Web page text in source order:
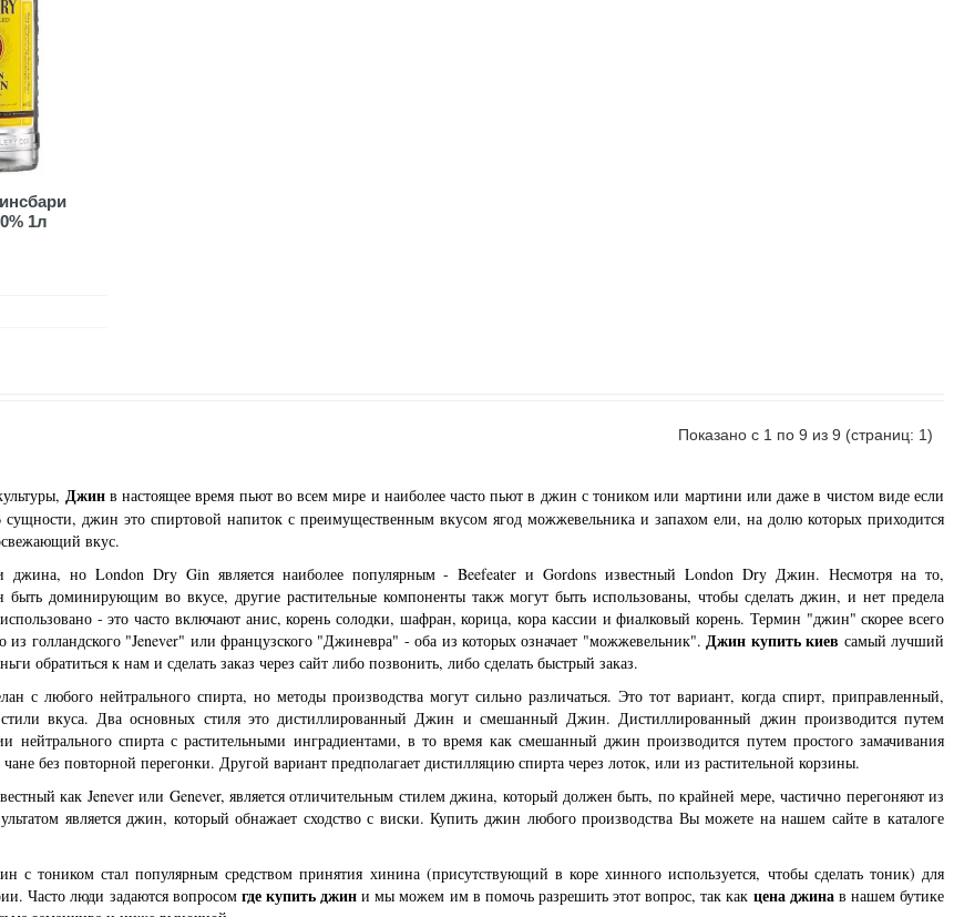
1л
Показано с 1 по 9 из 9 (страниц: 1)
Джин в настоящее время пьют во всем мире и наиболее часто пьют в джин с тоником или мартини или даже в чистом виде если
джин это спиртовой напиток с преимущественным вкусом ягод можжевельника и запахом ели, на долю которых приходится
вкус.
джина, но London Dry Gin является наиболее популярным - Beefeater и Gordons известный London Dry Джин. Несмотря на то,
доминирующим во вкусе, другие растительные компоненты такж могут быть использованы, чтобы сделать джин, и нет предела
- это часто включают анис, корень солодки, шафран, корица, кора кассии и фиалковый корень. Термин "джин" скорее всего
из голландского "Jenever" или французского "Джиневра" - оба из которых означает "можжевельник".Джин купить киев самый лучший
обратиться к нам и сделать заказ через сайт либо позвонить, либо сделать быстрый заказ.
с любого нейтрального спирта, но методы производства могут сильно различаться. Это тот вариант, когда спирт, приправленный,
стили вкуса. Два основных стиля это дистиллированный Джин и смешанный Джин. Дистиллированный джин производится путем
нейтрального спирта с растительными инградиентами, в то время как смешанный джин производится путем простого замачивания
без повторной перегонки. Другой вариант предполагает дистилляцию спирта через лоток, или из растительной корзины.
как Jenever или Genever, является отличительным стилем джина, который должен быть, по крайней мере, частично перегоняют из
является джин, который обнажает сходство с виски. Купить джин любого производства Вы можете на нашем сайте в каталоге
с тоником стал популярным средством принятия хинина (присутствующий в коре хинного используется, чтобы сделать тоник) для
Часто люди задаются вопросом где купить джин и мы можем им в помочь разрешить этот вопрос, так как цена джинав нашем бутике